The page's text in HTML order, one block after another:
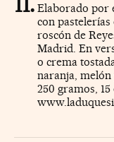
Elaborado por
con
roscón de
Madrid. En
o crema
naranja, melón
250 gramos,